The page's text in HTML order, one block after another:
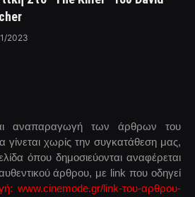
2023
αναπαραγωγή των άρθρων του
γίνεται χωρίς την συγκατάθεση μας,
όπου δημοσιεύονται αναφέρεται
άρθρου, με link που οδηγεί
www.cinemode.gr/link-του-αρθρου-